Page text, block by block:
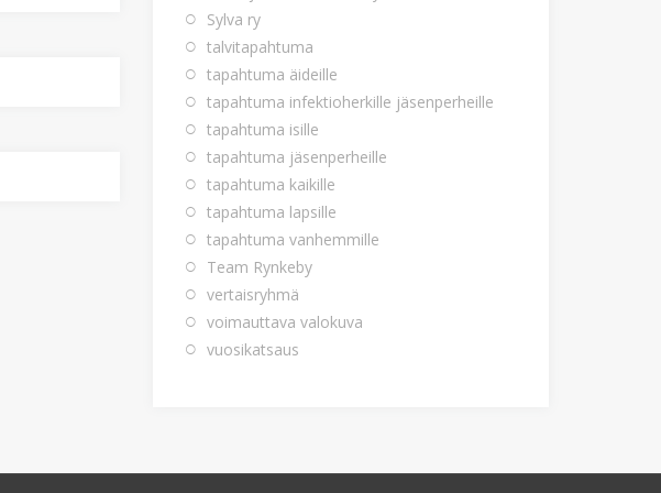
Sylva ry
talvitapahtuma
tapahtuma äideille
tapahtuma infektioherkille jäsenperheille
tapahtuma isille
tapahtuma jäsenperheille
tapahtuma kaikille
tapahtuma lapsille
tapahtuma vanhemmille
Team Rynkeby
vertaisryhmä
voimauttava valokuva
vuosikatsaus